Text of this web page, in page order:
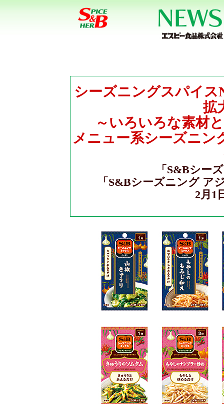
シーズニングスパイ
拡
～いろいろな素材
メニュー系シーズニン
「S&Bシー
「S&Bシーズニング ア
2月1